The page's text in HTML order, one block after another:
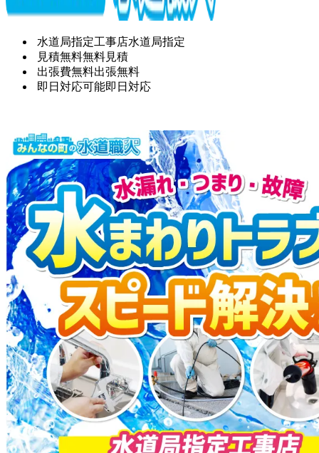
水道局指定工事店水道局指定
見積無料無料見積
出張費無料出張無料
即日対応可能即日対応